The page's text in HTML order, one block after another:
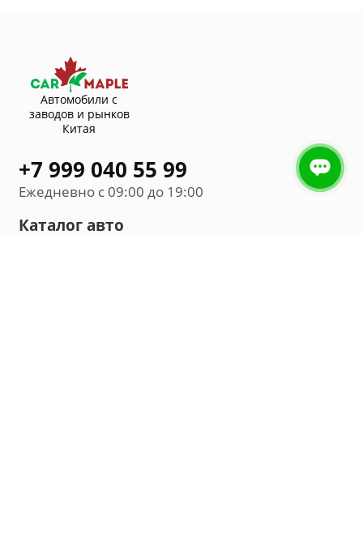
Автомобили с
заводов и рынков
Китая
+7 999 040 55 99
Ежедневно с 09:00 до 19:00
Каталог авто